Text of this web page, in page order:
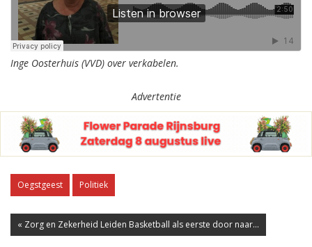
Inge Oosterhuis (VVD) over verkabelen.
Advertentie
Oegstgeest Politiek
« Zorg en Zekerheid Leiden Basketball als eerste door naar...